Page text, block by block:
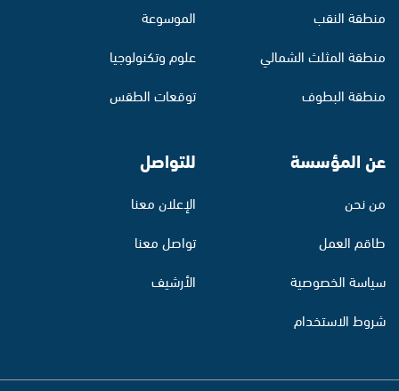
منطقة النقب
منطقة المثلث الشمالي
منطقة البطوف
الموسوعة
علوم وتكنولوجيا
توقعات الطقس
عن المؤسسة
من نحن
طاقم العمل
سياسة الخصوصية
شروط الاستخدام
للتواصل
الإعلان معنا
تواصل معنا
الأرشيف